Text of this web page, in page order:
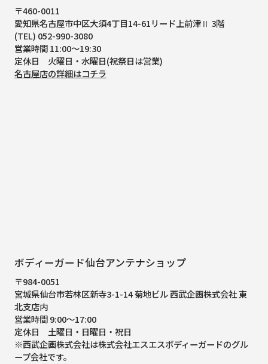
〒460-0011
愛知県名古屋市中区大須4丁目14-61リード上前津Ⅱ 3階
(TEL) 052-990-3080
営業時間 11:00～19:30
定休日 火曜日・水曜日(祝祭日は営業)
名古屋店の詳細はコチラ
ボディーガード仙台アンテナショップ
〒984-0051
宮城県仙台市若林区新寺3-1-14 菊地ビル 西武企画株式会社 東
北支店内
営業時間 9:00～17:00
定休日 土曜日・日曜日・祝日
※西武企画株式会社は株式会社エスエスボディーガードのグル
ープ会社です。